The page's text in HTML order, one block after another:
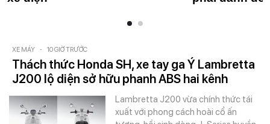
XE MÁY - 10 GIỜ TRƯỚC
Thách thức Honda SH, xe tay ga Ý Lambretta
J200 lộ diện sở hữu phanh ABS hai kênh
Lambretta J200 vừa chính thức tái
xuất với phong cách hoài cổ ấn